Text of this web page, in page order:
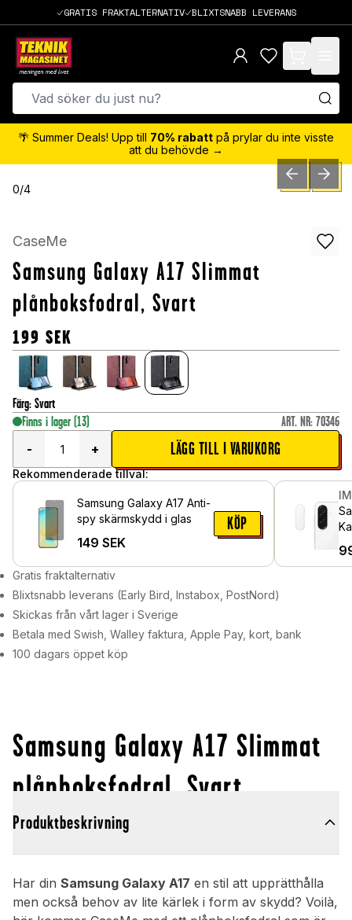
GRATIS FRAKTALTERNATIV BLIXTSNABB LEVERANS
items in cart,
🌴 Summer Deals! Upp till 70% rabatt på prylar du inte visste
att du behövde →
0/4 PREVIOUSNEXT
CaseMe
Samsung Galaxy A17 Slimmat
plånboksfodral, Svart
199 SEK
Färg: Svart
Finns i lager (13) ART. NR: 70346
-
+ LÄGG TILL I VARUKORG
Rekommenderade tillval:
Samsung Galaxy A17 Anti-
spy skärmskydd i glas
149 SEK
KÖP
Gratis fraktalternativ
Blixtsnabb leverans (Early Bird, Instabox, PostNord)
Skickas från vårt lager i Sverige
Betala med Swish, Walley faktura, Apple Pay, kort, bank
100 dagars öppet köp
Samsung Galaxy A17 Slimmat
plånboksfodral, Svart
Produktbeskrivning
Har din Samsung Galaxy A17 en stil att upprätthålla
men också behov av lite kärlek i form av skydd? Voilà,